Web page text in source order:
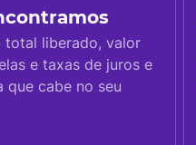
total liberado, valor
e taxas de juros e
que cabe no seu